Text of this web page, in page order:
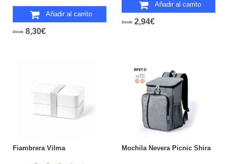
Añadir al carrito
Desde 8,30€
Añadir al carrito
Desde 2,94€
Fiambrera Vilma Mochila Nevera Picnic Shira